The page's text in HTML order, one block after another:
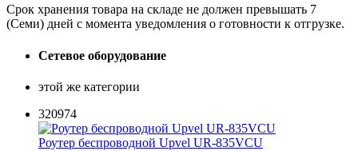
Срок хранения товара на складе не должен превышать 7
(Семи) дней с момента уведомления о готовности к отгрузке.
Сетевое оборудование
этой же категории
320974
Роутер беспроводной Upvel UR-835VCU